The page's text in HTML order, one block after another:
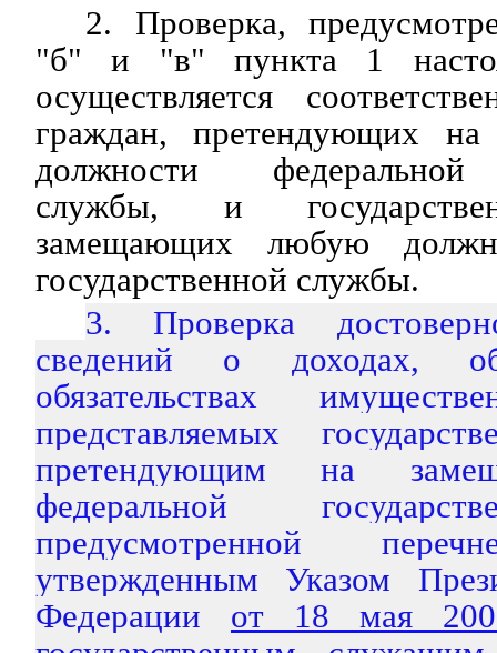
2. Проверка,
"б" и "в" пункта 1
осуществляется
граждан, претендующих
должности федеральной
службы, и
замещающих любую
государственной службы.
3. Проверка
сведений о доходах,
обязательствах
представляемых
претендующим на
федеральной
предусмотренной
утвержденным Указом
Федерации от 18 мая